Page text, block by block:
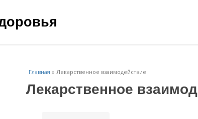
Главная » Лекарственное взаимодействие
Лекарственное